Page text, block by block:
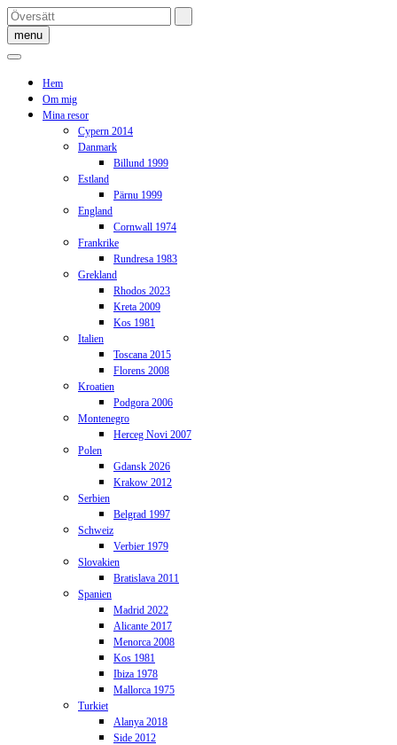
Skip
to
content
menu
Hem
Om mig
Mina resor
Cypern 2014
Danmark
Billund 1999
Estland
Pärnu 1999
England
Cornwall 1974
Frankrike
Rundresa 1983
Grekland
Rhodos 2023
Kreta 2009
Kos 1981
Italien
Toscana 2015
Florens 2008
Kroatien
Podgora 2006
Montenegro
Herceg Novi 2007
Polen
Gdansk 2026
Krakow 2012
Serbien
Belgrad 1997
Schweiz
Verbier 1979
Slovakien
Bratislava 2011
Spanien
Madrid 2022
Alicante 2017
Menorca 2008
Kos 1981
Ibiza 1978
Mallorca 1975
Turkiet
Alanya 2018
Side 2012